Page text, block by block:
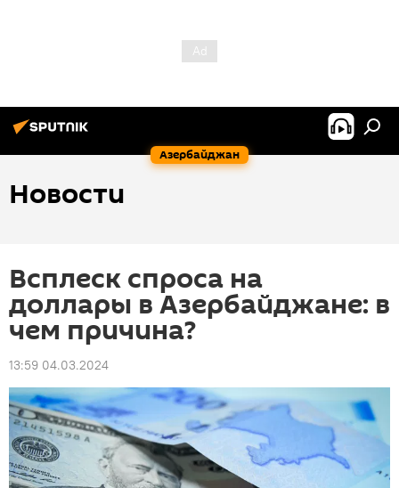
Азербайджан
Новости
Всплеск спроса на
доллары в Азербайджане: в
чем причина?
13:59 04.03.2024